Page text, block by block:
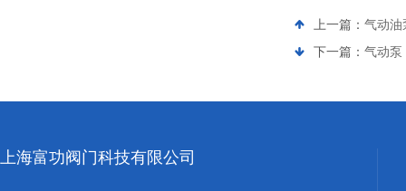
上一篇： 气动油
下一篇： 气动泵
上海富功阀门科技有限公司